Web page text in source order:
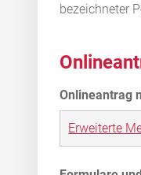
bezeichneter
Erweiterte